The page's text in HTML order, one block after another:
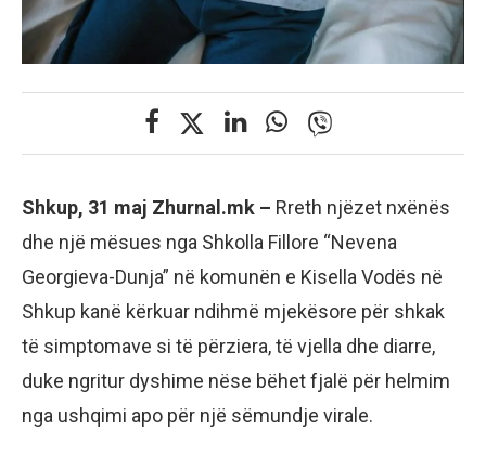
Shkup, 31 maj Zhurnal.mk – Rreth njëzet nxënës
dhe një mësues nga Shkolla Fillore “Nevena
Georgieva-Dunja” në komunën e Kisella Vodës në
Shkup kanë kërkuar ndihmë mjekësore për shkak
të simptomave si të përziera, të vjella dhe diarre,
duke ngritur dyshime nëse bëhet fjalë për helmim
nga ushqimi apo për një sëmundje virale.